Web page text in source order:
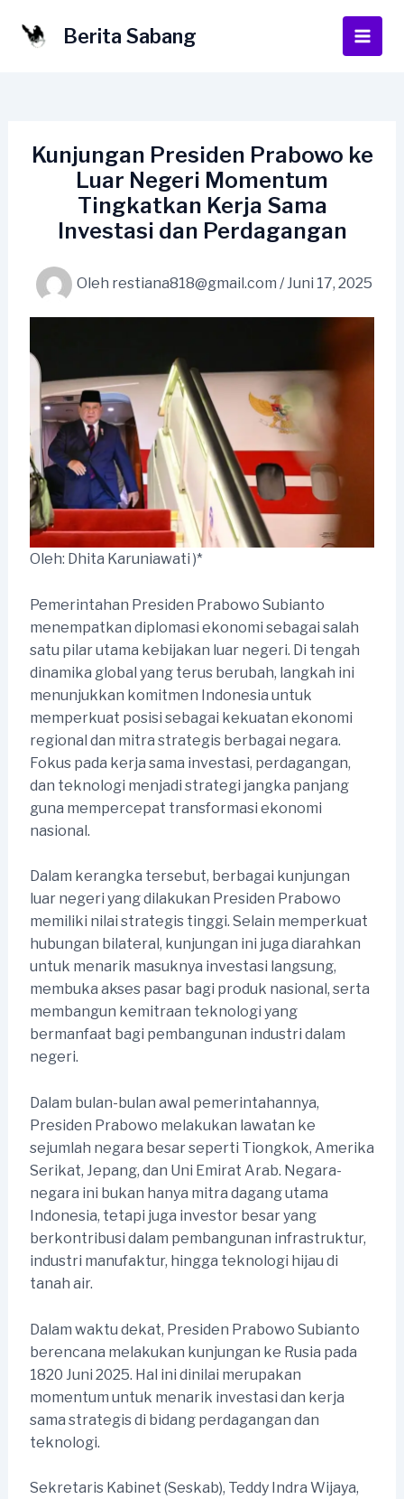
Berita Sabang
Main
Kunjungan Presiden Prabowo ke
Luar Negeri Momentum
Tingkatkan Kerja Sama
Investasi dan Perdagangan
Oleh restiana818@gmail.com /Juni 17, 2025
Oleh: Dhita Karuniawati )*
Pemerintahan Presiden Prabowo Subianto
menempatkan diplomasi ekonomi sebagai salah
satu pilar utama kebijakan luar negeri. Di tengah
dinamika global yang terus berubah, langkah ini
menunjukkan komitmen Indonesia untuk
memperkuat posisi sebagai kekuatan ekonomi
regional dan mitra strategis berbagai negara.
Fokus pada kerja sama investasi, perdagangan,
dan teknologi menjadi strategi jangka panjang
guna mempercepat transformasi ekonomi
nasional.
Dalam kerangka tersebut, berbagai kunjungan
luar negeri yang dilakukan Presiden Prabowo
memiliki nilai strategis tinggi. Selain memperkuat
hubungan bilateral, kunjungan ini juga diarahkan
untuk menarik masuknya investasi langsung,
membuka akses pasar bagi produk nasional, serta
membangun kemitraan teknologi yang
bermanfaat bagi pembangunan industri dalam
negeri.
Dalam bulan-bulan awal pemerintahannya,
Presiden Prabowo melakukan lawatan ke
sejumlah negara besar seperti Tiongkok, Amerika
Serikat, Jepang, dan Uni Emirat Arab. Negara-
negara ini bukan hanya mitra dagang utama
Indonesia, tetapi juga investor besar yang
berkontribusi dalam pembangunan infrastruktur,
industri manufaktur, hingga teknologi hijau di
tanah air.
Dalam waktu dekat, Presiden Prabowo Subianto
berencana melakukan kunjungan ke Rusia pada
1820 Juni 2025. Hal ini dinilai merupakan
momentum untuk menarik investasi dan kerja
sama strategis di bidang perdagangan dan
teknologi.
Sekretaris Kabinet (Seskab), Teddy Indra Wijaya,